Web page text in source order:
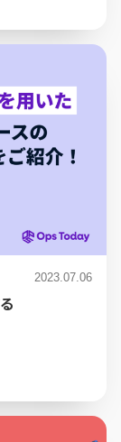
2023.07.06